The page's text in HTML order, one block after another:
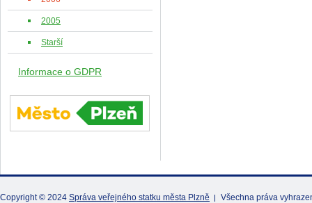
2005
Starší
Informace o GDPR
Copyright © 2024 Správa veřejného statku města Plzně Všechna práva